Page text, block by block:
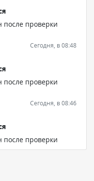
после проверки
Сегодня, в 08:48
после проверки
Сегодня, в 08:46
после проверки